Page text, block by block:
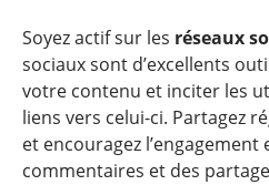
Soyez actif sur les réseaux
sociaux sont d’excellents
votre contenu et inciter les
liens vers celui-ci. Partagez
et encouragez l’engagement
commentaires et des